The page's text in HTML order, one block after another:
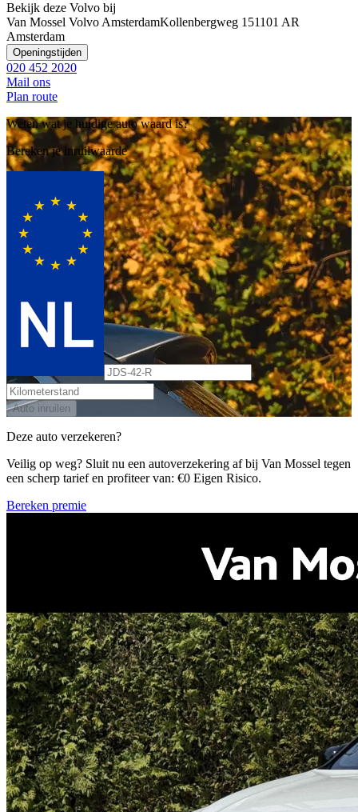
Bekijk deze Volvo bij
Van Mossel Volvo AmsterdamKollenbergweg 151101 AR
Amsterdam
Openingstijden
020 452 2020
Mail ons
Plan route
Weten wat je huidige auto waard is?
Bereken je inruilwaarde
Auto inruilen
Deze auto verzekeren?
Veilig op weg? Sluit nu een autoverzekering af bij Van Mossel tegen
een scherp tarief en profiteer van: €0 Eigen Risico.
Bereken premie